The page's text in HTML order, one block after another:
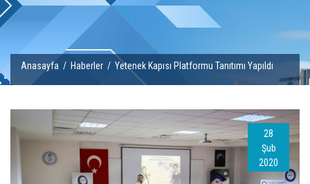
Anasayfa / Haberler / Yetenek Kapısı Platformu Tanıtımı Yapıldı
28
Şub
2020